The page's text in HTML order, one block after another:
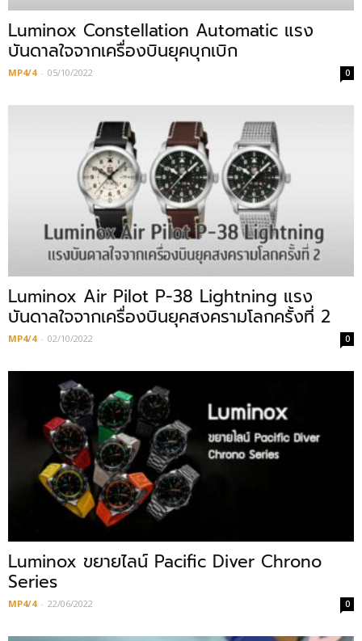
Luminox Constellation Automatic แรง
บันดาลใจจากเครื่องบินยุคบุกเบิก
MP4/4 - 05/10/2022 0
Luminox Air Pilot P-38 Lightning แรง
บันดาลใจจากเครื่องบินยุคสงครามโลกครั้งที่ 2
MP4/4 - 02/10/2022 0
Luminox ขยายไลน์ Pacific Diver Chrono
Series
MP4/4 - 22/06/2022 0